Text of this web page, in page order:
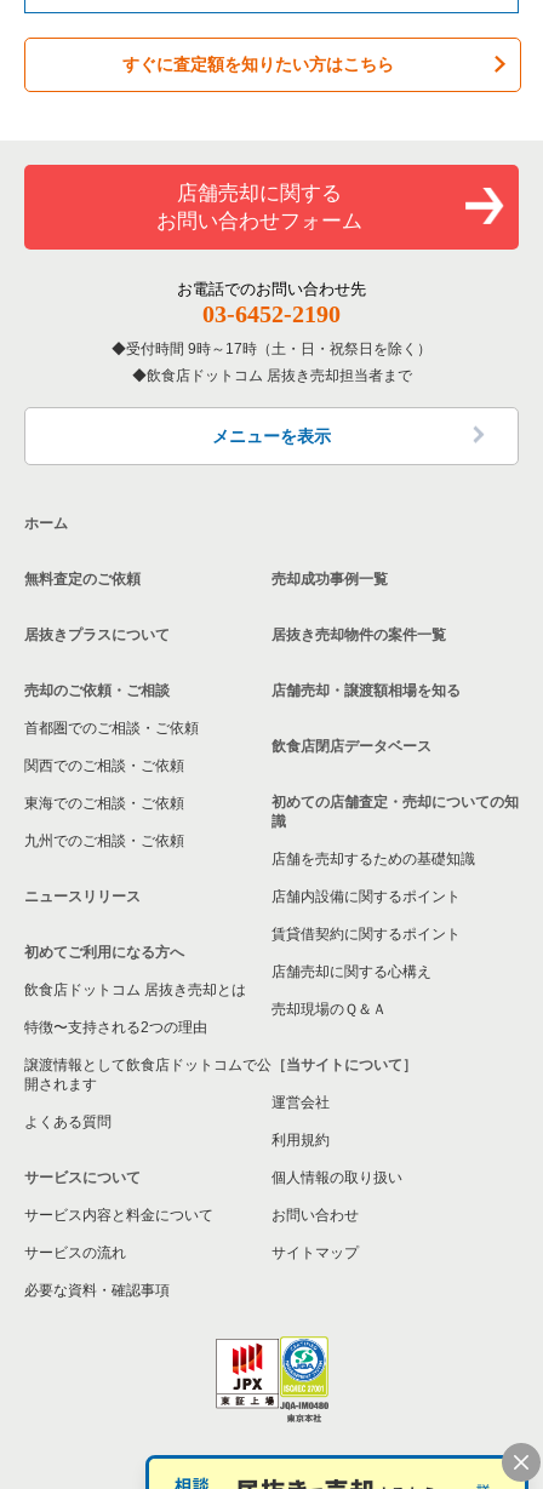
バーの居抜き売却物件の案件一覧
居酒屋・ダイニングバーの居抜き売却物件の案件一覧
洋食の居抜き売却物件の案件一覧
その他の居抜き売却物件の案件一覧
台東区の飲食店の居抜き売却物件の案件一覧
練馬区の飲食店の居抜き売却物件の案件一覧
北区の飲食店の居抜き売却物件の案件一覧
江戸川区の飲食店の居抜き売却物件の案件一覧
墨田区の飲食店の居抜き売却物件の案件一覧
品川区の飲食店の居抜き売却物件の案件一覧
中野区の飲食店の居抜き売却物件の案件一覧
東京23区のテイクアウトの居抜き売却物件の案件一覧
東京23区のお弁当・惣菜・デリの居抜き売却物件の案件一覧
東京23区のバーの居抜き売却物件の案件一覧
東京23区の居酒屋・ダイニングバーの居抜き売却物件の案件一
東京23区の専門料理の居抜き売却物件の案件一覧
東京23区の和食の居抜き売却物件の案件一覧
東京23区の洋食の居抜き売却物件の案件一覧
小岩駅の居酒屋・ダイニングバーの居抜き売却物件の案件一覧
小岩駅の和食の居抜き売却物件の案件一覧
すぐに査定額を知りたい方はこちら
店舗売却に関する
お問い合わせフォーム
お電話でのお問い合わせ先
03-6452-2190
受付時間 9時～17時（土・日・祝祭日を除く）
飲食店ドットコム 居抜き売却担当者まで
メニューを表示
ホーム
無料査定のご依頼
居抜きプラスについて
売却のご依頼・ご相談
首都圏でのご相談・ご依頼
関西でのご相談・ご依頼
東海でのご相談・ご依頼
九州でのご相談・ご依頼
ニュースリリース
初めてご利用になる方へ
飲食店ドットコム 居抜き売却とは
特徴〜支持される2つの理由
譲渡情報として飲食店ドットコムで公
開されます
よくある質問
サービスについて
サービス内容と料金について
サービスの流れ
必要な資料・確認事項
売却成功事例一覧
居抜き売却物件の案件一覧
店舗売却・譲渡額相場を知る
飲食店閉店データベース
初めての店舗査定・売却についての知
識
店舗を売却するための基礎知識
店舗内設備に関するポイント
賃貸借契約に関するポイント
店舗売却に関する心構え
売却現場のＱ＆Ａ
［当サイトについて］
運営会社
利用規約
個人情報の取り扱い
お問い合わせ
サイトマップ
個人情報の取扱い